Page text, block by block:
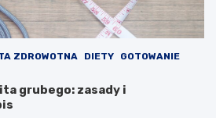
ZDROWOTNA DIETY
GOTOWANIE
grubego: zasady i